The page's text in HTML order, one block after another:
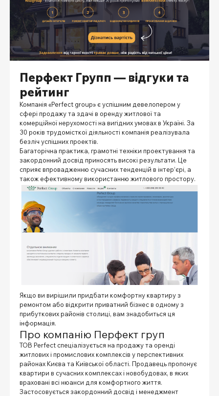
Перфект Групп — відгуки та
рейтинг
Компанія «Perfect group» є успішним девелопером у
сфері продажу та здачі в оренду житлової та
комерційної нерухомості на вигідних умовах в Україні. За
30 років трудомісткої діяльності компанія реалізувала
безліч успішних проектів.
Багаторічна практика, грамотні техніки проектування та
закордонний досвід приносять високі результати. Це
сприяє впровадженню сучасних тенденцій в інтер’єрі, а
також ефективному використанню житлового простору.
Якщо ви вирішили придбати комфортну квартиру з
ремонтом або відкрити приватний бізнес в одному з
прибуткових районів столиці, вам знадобиться ця
інформація.
Про компанію Перфект груп
ТОВ Perfect спеціалізується на продажу та оренді
житлових і промислових комплексів у перспективних
районах Києва та Київської області. Продавець пропонує
квартири в сучасних комплексах і новобудовах, в яких
враховані всі нюанси для комфортного життя.
Застосовується закордонний досвід і менеджмент